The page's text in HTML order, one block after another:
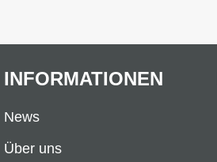
INFORMATIONEN
News
Über uns